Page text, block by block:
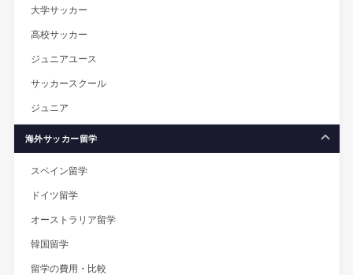
大学サッカー
高校サッカー
ジュニアユース
サッカースクール
ジュニア
海外サッカー留学
スペイン留学
ドイツ留学
オーストラリア留学
韓国留学
留学の費用・比較